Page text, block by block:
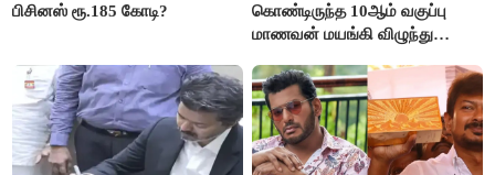
பிசினஸ் ரூ.185 கோடி?
கொண்டிருந்த 10ஆம் வகுப்பு
மாணவன் மயங்கி விழுந்து